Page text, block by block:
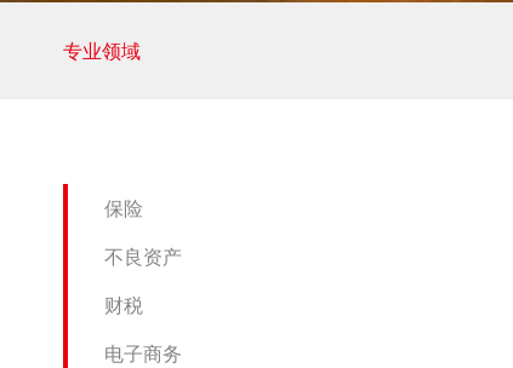
专业领域
保险
不良资产
财税
电子商务